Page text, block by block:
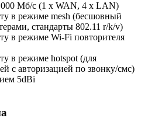
Мб/с (1 x WAN, 4 x LAN)
в режиме mesh (бесшовный
стандарты 802.11 r/k/v)
в режиме Wi-Fi повторителя
в режиме hotspot (для
с авторизацией по звонку/смс)
5dBi